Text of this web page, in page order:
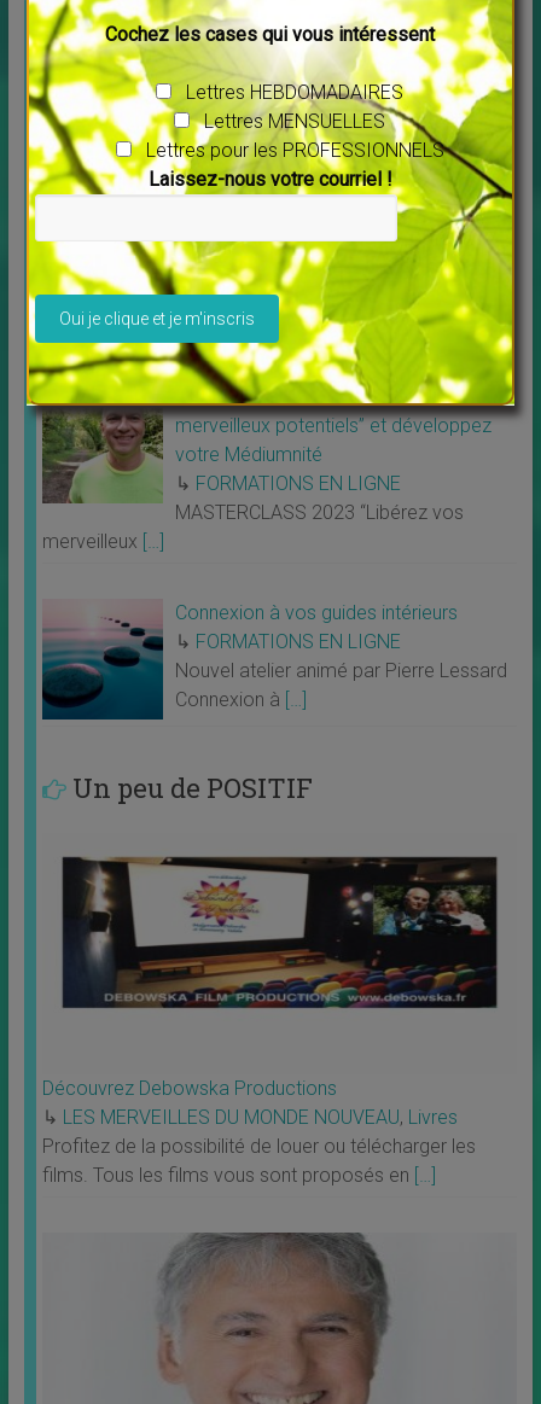
UNE QUESTION, UN RENSEIGNEMENT ?
Contactez moi par mail -
E-LEARNING
Projection vibratoire spirituelle Une
formation unique au monde
↳FORMATIONS EN LIGNE
Projection vibratoire spirituelle Une
formation unique[…]
MASTERCLASS 2023 “Libérez vos
merveilleux potentiels” et développez
votre Médiumnité
↳ FORMATIONS EN LIGNE
MASTERCLASS 2023 “Libérez vos
merveilleux […]
Connexion à vos guides intérieurs
↳ FORMATIONS EN LIGNE
Nouvel atelier animé par Pierre Lessard
Connexion à […]
Un peu de POSITIF
Découvrez Debowska Productions
↳ LES MERVEILLES DU MONDE NOUVEAU, Livres
Profitez de la possibilité de louer ou télécharger les
films. Tous les films vous sont proposés en […]
Cochez les cases qui vous intéressent
Lettres HEBDOMADAIRES
Lettres MENSUELLES
Lettres pour les PROFESSIONNELS
Laissez-nous votre courriel !
Veuillez laisser ce champ vide.